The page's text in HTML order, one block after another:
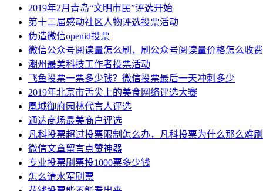
2019年2月青岛“文明市民”评选开始
第十二届感动社区人物评选投票活动
伪造微信openid投票
微信公众号阅读量怎么刷，刷公众号阅读量价格怎么收费
潮州最美科技工作者投票活动
飞鱼投票一票多少钱？微信投票最后一天冲刺多少
2019年北京市舌尖上的美食网络评选大赛
凰城御府园林代言人评选
通达商场最美商户评选
凡科投票超过投票限制怎么办，凡科投票为什么那么难刷
微信文章留言点赞神器
专业投票刷票投1000票多少钱
怎么请水军刷票